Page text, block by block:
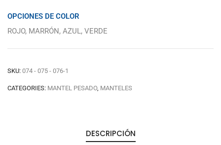
OPCIONES DE COLOR
ROJO, MARRÓN, AZUL, VERDE
SKU: 074 - 075 - 076-1
CATEGORIES: MANTEL PESADO, MANTELES
DESCRIPCIÓN